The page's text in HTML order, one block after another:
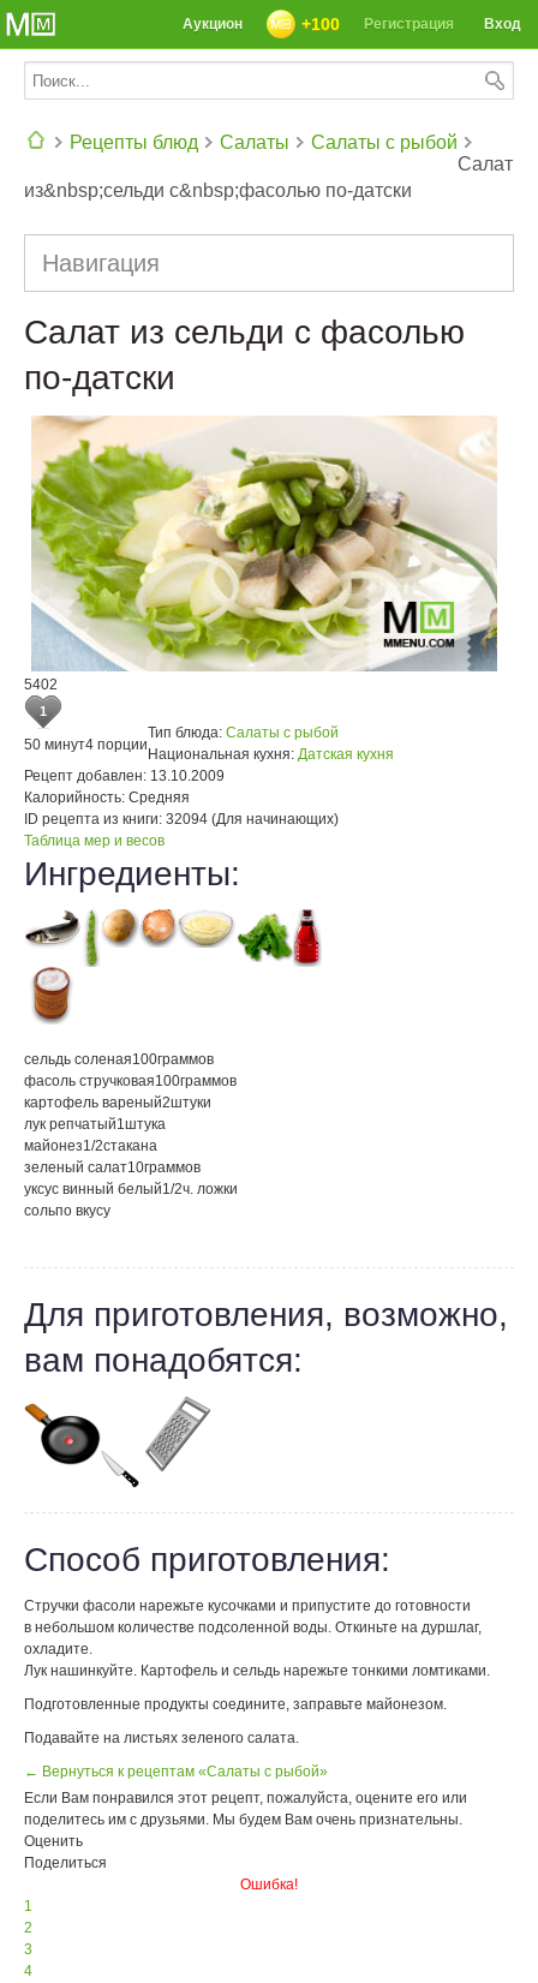
СЕГОДНЯ: 39142 РЕЦЕПТА
Вход
Регистрация
+100
Аукцион
Рецепты блюд Салаты
Салаты с рыбой
Салат
из&nbsp;сельди с&nbsp;фасолью по-датски
Навигация
Салат из сельди с фасолью
по-датски
5402
1
50 минут4 порции
Тип блюда: Салаты с рыбой
Национальная кухня: Датская кухня
Рецепт добавлен: 13.10.2009
Калорийность: Средняя
ID рецепта из книги: 32094 (Для начинающих)
Таблица мер и весов
Ингредиенты:
сельдь соленая100граммов
фасоль стручковая100граммов
картофель вареный2штуки
лук репчатый1штука
майонез1/2стакана
зеленый салат10граммов
уксус винный белый1/2ч. ложки
сольпо вкусу
Для приготовления, возможно,
вам понадобятся:
Способ приготовления:
Стручки фасоли нарежьте кусочками и припустите до готовности
в небольшом количестве подсоленной воды. Откиньте на дуршлаг,
охладите.
Лук нашинкуйте. Картофель и сельдь нарежьте тонкими ломтиками.
Подготовленные продукты соедините, заправьте майонезом.
Подавайте на листьях зеленого салата.
← Вернуться к рецептам «Салаты с рыбой»
Если Вам понравился этот рецепт, пожалуйста, оцените его или
поделитесь им с друзьями. Мы будем Вам очень признательны.
Оценить
Поделиться
Ошибка!
1
2
3
4